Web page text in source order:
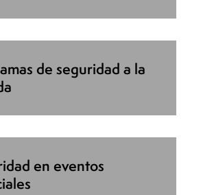
de seguridad a la
en eventos